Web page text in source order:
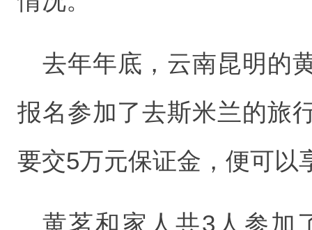
去年年底，云南昆明的
报名参加了去斯米兰的旅
要交5万元保证金，便可以
黄茗和家人共3人参加